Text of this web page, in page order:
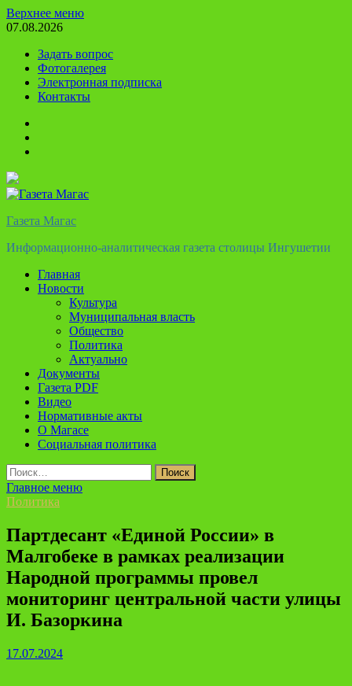
Перейти
к
Верхнее меню
07.08.2026
Задать вопрос
Фотогалерея
Электронная подписка
Контакты
Газета Магас
Информационно-аналитическая газета столицы Ингушетии
Главная
Новости
Культура
Муниципальная власть
Общество
Политика
Актуально
Документы
Газета PDF
Видео
Нормативные акты
О Магасе
Социальная политика
Найти:
Главное меню
Политика
Партдесант «Единой России» в
Малгобеке в рамках реализации
Народной программы провел
мониторинг центральной части улицы
И. Базоркина
17.07.2024